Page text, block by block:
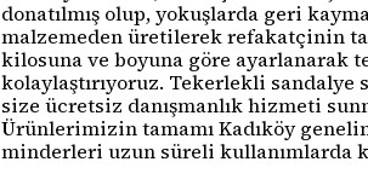
donatılmış olup, yokuşlarda geri
malzemeden üretilerek refakatçinin
kilosuna ve boyuna göre
kolaylaştırıyoruz. Tekerlekli
size ücretsiz danışmanlık hizmeti
Ürünlerimizin tamamı Kadıköy
minderleri uzun süreli kullanımlarda